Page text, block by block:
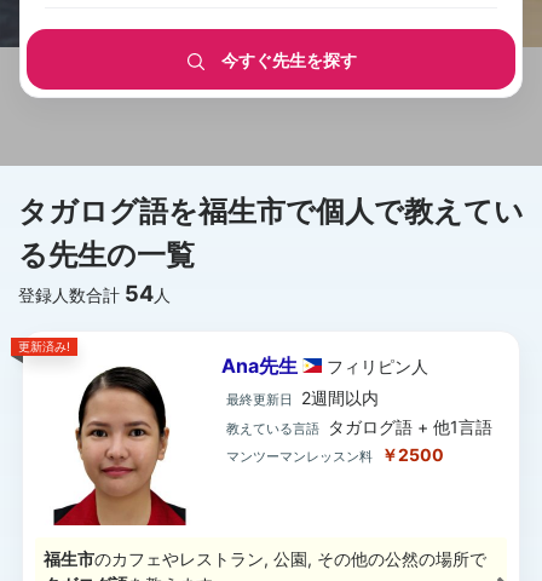
今すぐ先生を探す
タガログ語を福生市で個人で教えてい
る先生の一覧
登録人数合計 54人
更新済み!
Ana先生 フィリピン 人
最終更新日 2週間以内
教えている言語 タガログ語 + 他1言語
マンツーマンレッスン料 ￥2500
福生市のカフェやレストラン, 公園, その他の公然の場所で